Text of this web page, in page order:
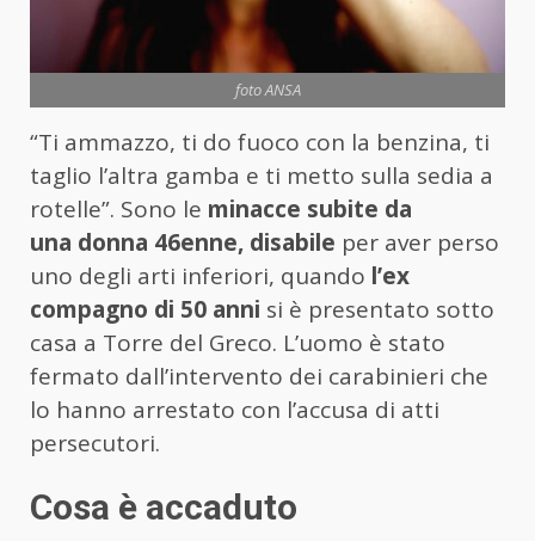
foto ANSA
“Ti ammazzo, ti do fuoco con la benzina, ti
taglio l’altra gamba e ti metto sulla sedia a
rotelle”. Sono le minacce subite da
una donna 46enne, disabile per aver perso
uno degli arti inferiori, quando l’ex
compagno di 50 anni si è presentato sotto
casa a Torre del Greco. L’uomo è stato
fermato dall’intervento dei carabinieri che
lo hanno arrestato con l’accusa di atti
persecutori.
Cosa è accaduto